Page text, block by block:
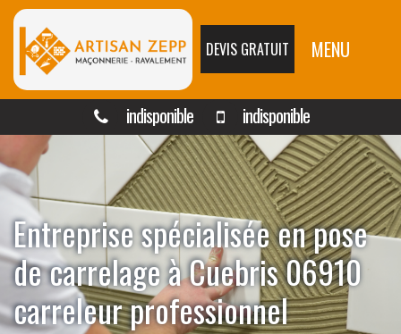
DEVIS GRATUIT MENU
indisponible indisponible
Entreprise spécialisée en pose
de carrelage à Cuebris 06910
carreleur professionnel